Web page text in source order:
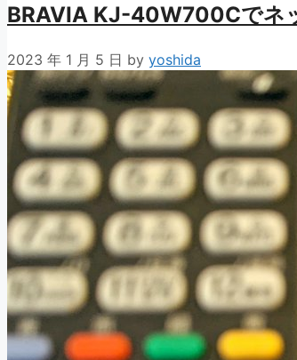
BRAVIA KJ-40W700Cでネ
2023 年 1 月 5 日 by yoshida